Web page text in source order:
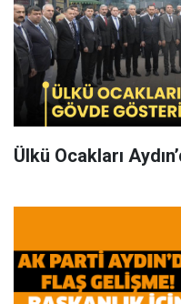
Ülkü Ocakları